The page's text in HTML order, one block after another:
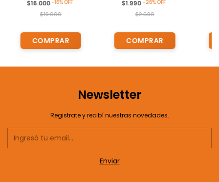
$16.000-16%OFF
$19.000
$1.990-26%OFF
$2.690
Newsletter
Registrate y recibí nuestras novedades.